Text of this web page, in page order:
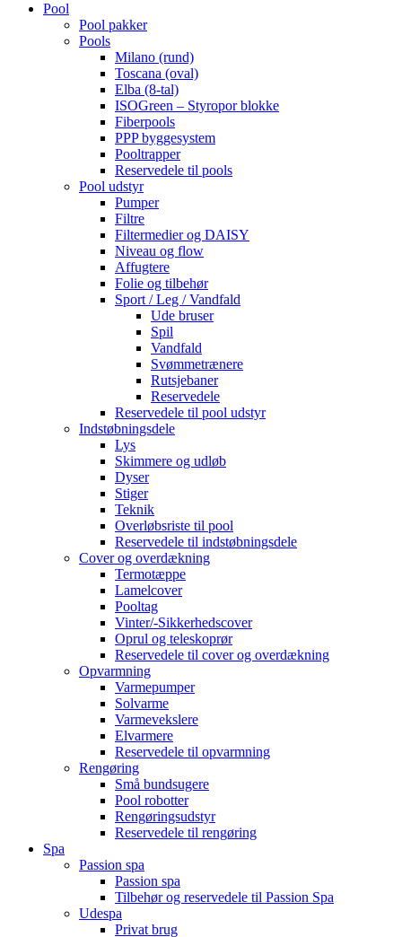
Pool
Pool pakker
Pools
Milano (rund)
Toscana (oval)
Elba (8-tal)
ISOGreen – Styropor blokke
Fiberpools
PPP byggesystem
Pooltrapper
Reservedele til pools
Pool udstyr
Pumper
Filtre
Filtermedier og DAISY
Niveau og flow
Affugtere
Folie og tilbehør
Sport / Leg / Vandfald
Ude bruser
Spil
Vandfald
Svømmetrænere
Rutsjebaner
Reservedele
Reservedele til pool udstyr
Indstøbningsdele
Lys
Skimmere og udløb
Dyser
Stiger
Teknik
Overløbsriste til pool
Reservedele til indstøbningsdele
Cover og overdækning
Termotæppe
Lamelcover
Pooltag
Vinter/-Sikkerhedscover
Oprul og teleskoprør
Reservedele til cover og overdækning
Opvarmning
Varmepumper
Solvarme
Varmevekslere
Elvarmere
Reservedele til opvarmning
Rengøring
Små bundsugere
Pool robotter
Rengøringsudstyr
Reservedele til rengøring
Spa
Passion spa
Passion spa
Tilbehør og reservedele til Passion Spa
Udespa
Privat brug